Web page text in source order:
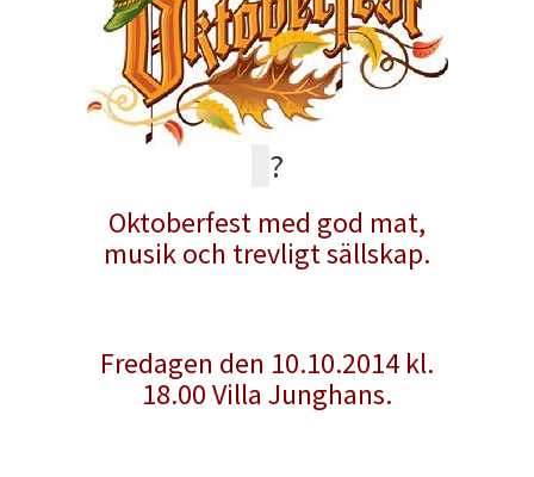
?
Oktoberfest med god mat,
musik och trevligt sällskap.
Fredagen den 10.10.2014 kl.
18.00 Villa Junghans.